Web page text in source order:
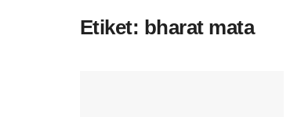
Etiket: bharat mata